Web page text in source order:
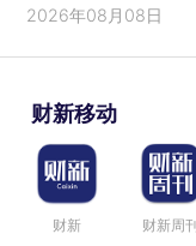
2026年08月08日
财新移动
财新 财新周